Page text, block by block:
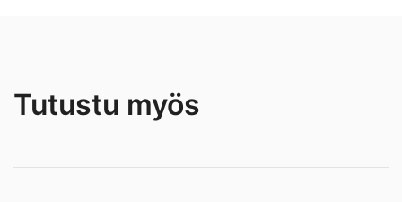
Tutustu myös